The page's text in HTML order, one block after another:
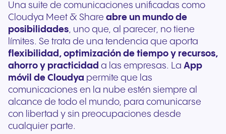
Una suite de comunicaciones unificadas como
Cloudya Meet & Share abre un mundo de
posibilidades, uno que, al parecer, no tiene
límites. Se trata de una tendencia que aporta
flexibilidad, optimización de tiempo y recursos,
ahorro y practicidad a las empresas. La App
móvil de Cloudya permite que las
comunicaciones en la nube estén siempre al
alcance de todo el mundo, para comunicarse
con libertad y sin preocupaciones desde
cualquier parte.